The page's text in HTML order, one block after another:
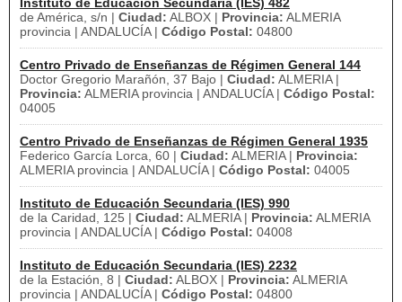
de América, s/n | Ciudad: ALBOX | Provincia: ALMERIA
provincia | ANDALUCÍA | Código Postal: 04800
Centro Privado de Enseñanzas de Régimen General 144
Doctor Gregorio Marañón, 37 Bajo | Ciudad: ALMERIA |
Provincia: ALMERIA provincia | ANDALUCÍA | Código Postal:
04005
Centro Privado de Enseñanzas de Régimen General 1935
Federico García Lorca, 60 | Ciudad: ALMERIA | Provincia:
ALMERIA provincia | ANDALUCÍA | Código Postal: 04005
Instituto de Educación Secundaria (IES) 990
de la Caridad, 125 | Ciudad: ALMERIA | Provincia: ALMERIA
provincia | ANDALUCÍA | Código Postal: 04008
Instituto de Educación Secundaria (IES) 2232
de la Estación, 8 | Ciudad: ALBOX | Provincia: ALMERIA
provincia | ANDALUCÍA | Código Postal: 04800